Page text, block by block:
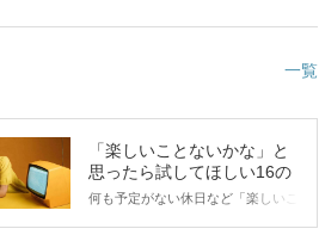
一覧
「楽しいことないかな」と
思ったら試してほしい16の
こと
何も予定がない休日など「楽しいこ